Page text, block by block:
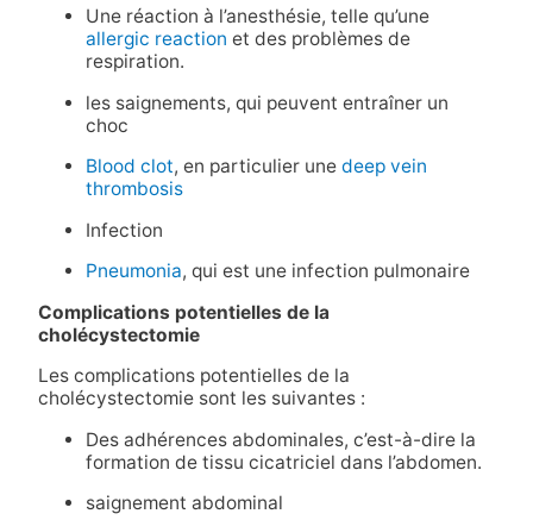
Une réaction à l’anesthésie, telle qu’une
allergic reaction et des problèmes de
respiration.
les saignements, qui peuvent entraîner un
choc
Blood clot, en particulier une deep vein
thrombosis
Infection
Pneumonia, qui est une infection pulmonaire
Complications potentielles de la
cholécystectomie
Les complications potentielles de la
cholécystectomie sont les suivantes :
Des adhérences abdominales, c’est-à-dire la
formation de tissu cicatriciel dans l’abdomen.
saignement abdominal